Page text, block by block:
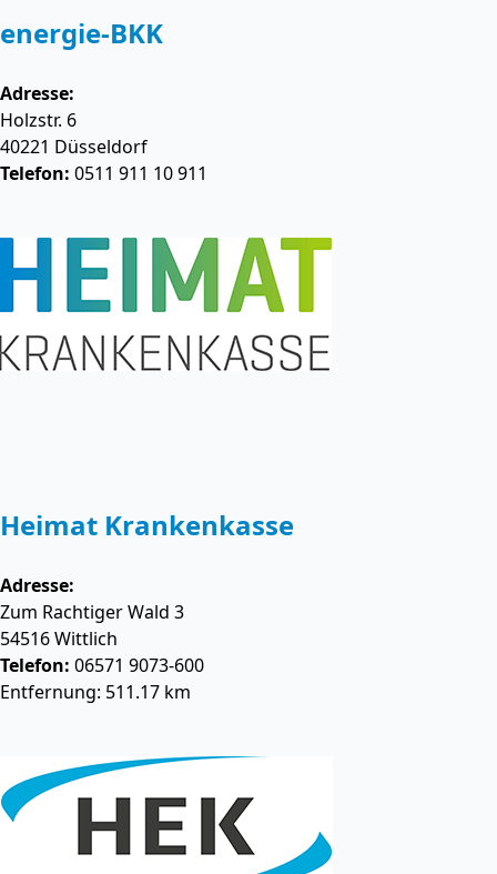
energie-BKK
Adresse:
Holzstr. 6
40221 Düsseldorf
Telefon: 0511 911 10 911
Heimat Krankenkasse
Adresse:
Zum Rachtiger Wald 3
54516Wittlich
Telefon: 06571 9073-600
Entfernung: 511.17 km